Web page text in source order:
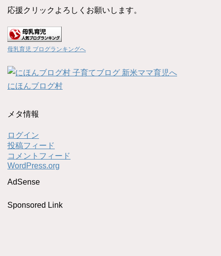
応援クリックよろしくお願いします。
母乳育児 ブログランキングへ
にほんブログ村
メタ情報
ログイン
投稿フィード
コメントフィード
WordPress.org
AdSense
Sponsored Link